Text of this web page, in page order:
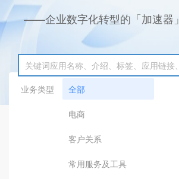
——企业数字化转型的「加速器
业务类型
全部
电商
客户关系
常用服务及工具